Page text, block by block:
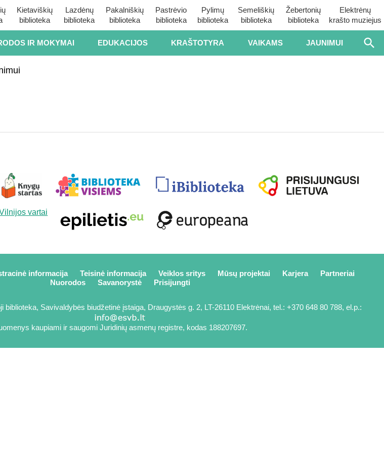
Kietaviškių
biblioteka
Lazdėnų
biblioteka
Pakalniškių
biblioteka
Pastrėvio
biblioteka
Pylimų
biblioteka
Semeliškių
biblioteka
Žebertonių
biblioteka
Elektrėnų
krašto muziejus
IR MOKYMAI EDUKACIJOS KRAŠTOTYRA VAIKAMS JAUNIMUI
informacija Teisinė informacija Veiklos sritys Mūsų projektai Karjera
Partneriai
Nuorodos
Savanorystė Prisijungti
Savivaldybės biudžetinė įstaiga, Draugystės g. 2, LT-26110 Elektrėnai, tel.: +370 648 80 788, el.p.:
kaupiami ir saugomi Juridinių asmenų registre, kodas 188207697.